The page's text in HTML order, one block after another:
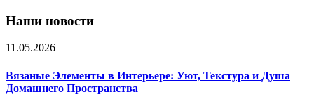
Наши новости
11.05.2026
Вязаные Элементы в Интерьере: Уют, Текстура и Душа
Домашнего Пространства